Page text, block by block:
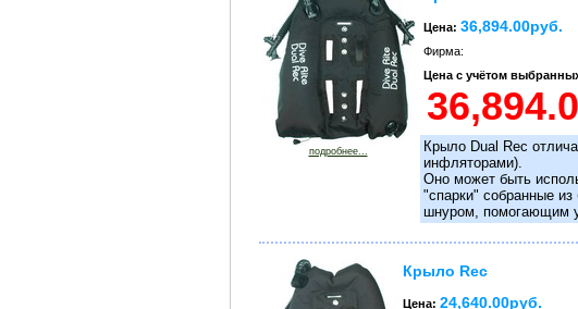
подробнее...
Цена: 36,894.00руб.
Фирма:
Цена с учётом
Крыло Dual Rec
инфляторами).
Оно может быть
"спарки" собранные
шнуром, помогающим
Крыло Rec
Цена: 24,640.00руб.